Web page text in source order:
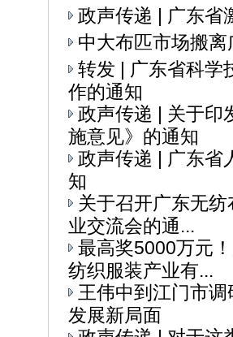
政声传递 | 广东省
中大布匹市场搬
转发 | 广东省科学
作的通知
政声传递 | 关于印
施意见》的通知
政声传递 | 广东省
知
关于召开广东无纺
业交流会的通...
最高奖5000万元
纺织服装产业有...
王伟中到江门市
发展新局面